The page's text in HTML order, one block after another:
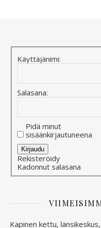
Käyttäjänimi:
Salasana:
Pidä minut
sisäänkirjautuneena
Alternative:
Kirjaudu
Rekisteröidy
Kadonnut salasana
Kapinen kettu,